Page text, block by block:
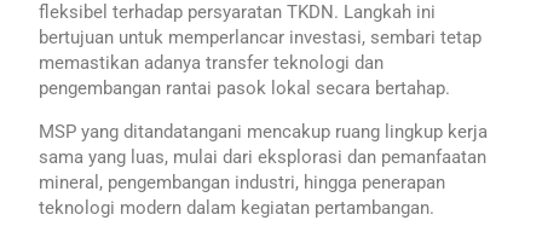
fleksibel terhadap persyaratan TKDN. Langkah ini
bertujuan untuk memperlancar investasi, sembari tetap
memastikan adanya transfer teknologi dan
pengembangan rantai pasok lokal secara bertahap.
MSP yang ditandatangani mencakup ruang lingkup kerja
sama yang luas, mulai dari eksplorasi dan pemanfaatan
mineral, pengembangan industri, hingga penerapan
teknologi modern dalam kegiatan pertambangan.